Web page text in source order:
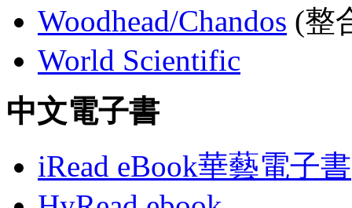
Woodhead/Chandos (整
World Scientific
中文電子書
iRead eBook華藝電子書